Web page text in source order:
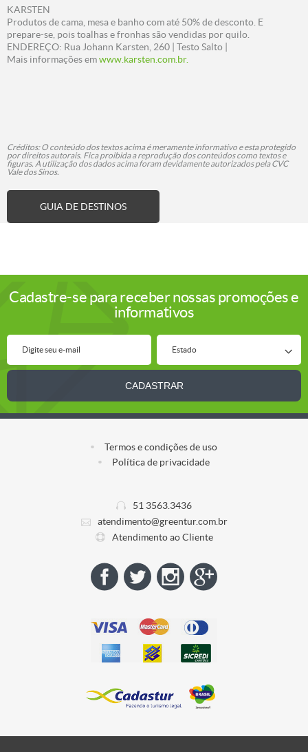
KARSTEN
Produtos de cama, mesa e banho com até 50% de desconto. E
prepare-se, pois toalhas e fronhas são vendidas por quilo.
ENDEREÇO: Rua Johann Karsten, 260 | Testo Salto |
Mais informações emwww.karsten.com.br.
Créditos: O conteúdo dos textos acima é meramente informativo e esta protegido
por direitos autorais. Fica proibida a reprodução dos conteúdos como textos e
figuras. A utilização dos dados acima foram devidamente autorizados pela CVC
Vale dos Sinos.
GUIA DE DESTINOS
Cadastre-se para receber nossas promoções e
informativos
Digite seu e-mail Estado
CADASTRAR
Termos e condições de uso
Política de privacidade
51 3563.3436
atendimento@greentur.com.br
Atendimento ao Cliente